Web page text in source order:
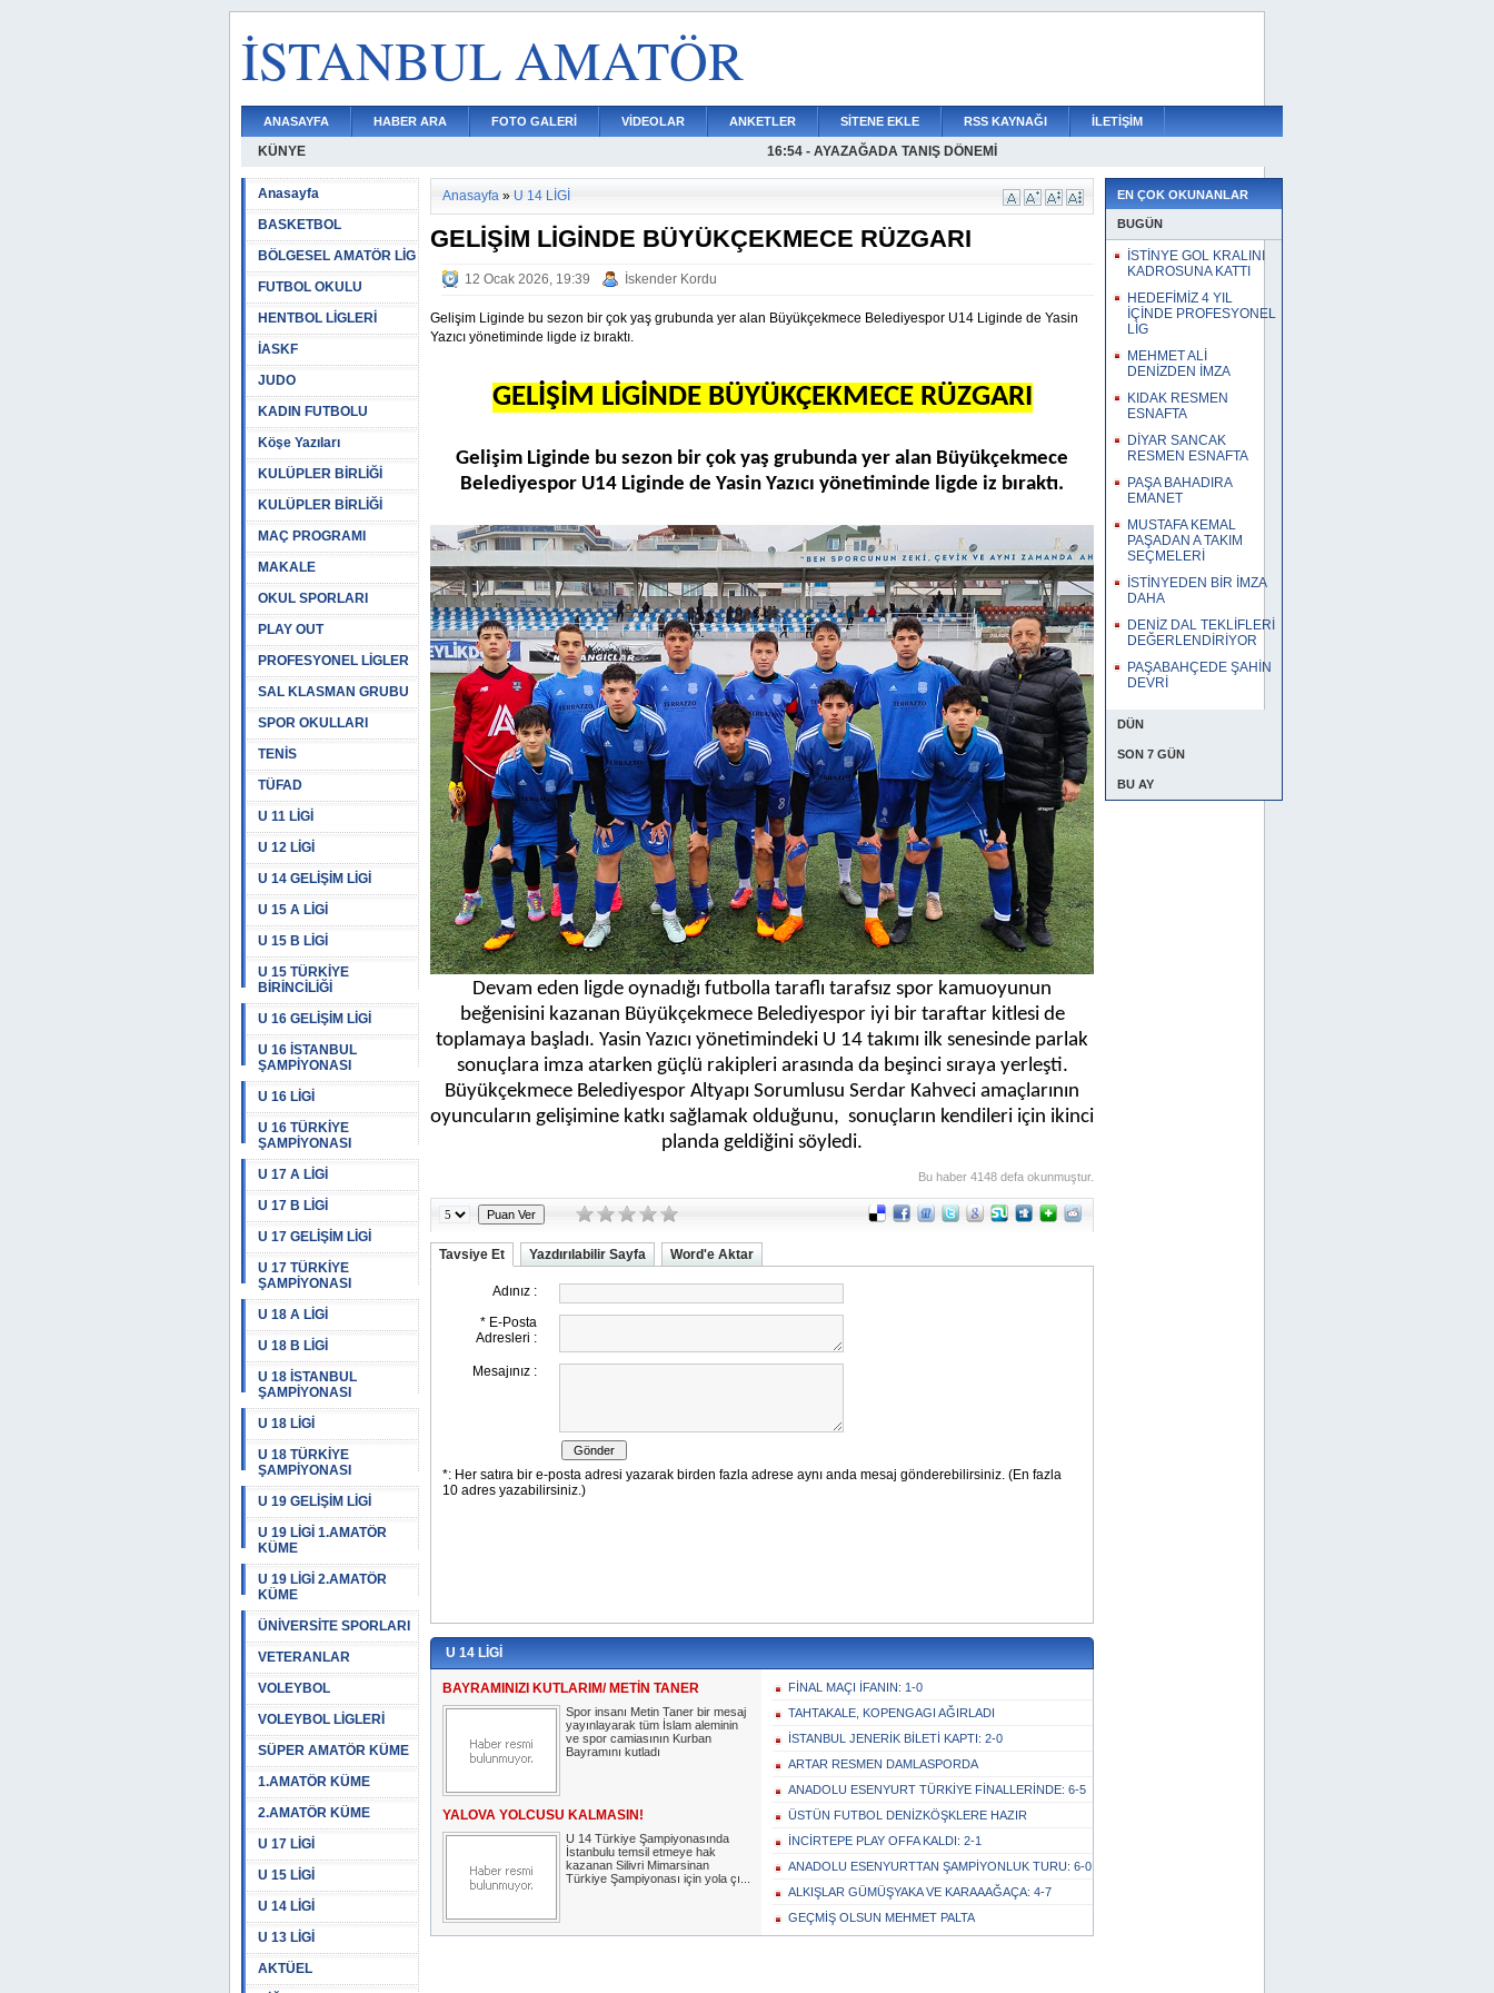
İSTANBUL AMATÖR
ANASAYFA HABER ARA FOTO GALERİ VİDEOLAR ANKETLER SİTENE EKLE RSS KAYNAĞI İLETİŞİM
KÜNYE
17:06 - DUDULLUSPORDA GENÇLERE GÜVEN TAM
16:54 - AYAZAĞADA TANIŞ DÖNEMİ
16:42 - MUSTAFA YİĞİT YILMAZSOY RESMEN ÇANTADA
16:36 - ARDA ÖZBENLE BİR SEZON DAHA
16:30 - KÜÇÜKÇEKMECESPORDAN ORTA SAHAYA TAKVİYE
16:22 - BATUHAN TÜYSÜZ YENİDEN ANLAŞTI
16:09 - DENİZ DAL TEKLİFLERİ DEĞERLENDİRİYOR
16:03 - İSTİNYEDEN BİR İMZA DAHA
15:56 - ATMACA RESMEN GÜMÜŞSUYUNDA
15:44 - KIDAK RESMEN ESNAFTA
15:35 - DİYAR SANCAK RESMEN ESNAFTA
Anasayfa
BASKETBOL
BÖLGESEL AMATÖR LİG
FUTBOL OKULU
HENTBOL LİGLERİ
İASKF
JUDO
KADIN FUTBOLU
Köşe Yazıları
KULÜPLER BİRLİĞİ
KULÜPLER BİRLİĞİ
MAÇ PROGRAMI
MAKALE
OKUL SPORLARI
PLAY OUT
PROFESYONEL LİGLER
SAL KLASMAN GRUBU
SPOR OKULLARI
TENİS
TÜFAD
U 11 LİGİ
U 12 LİGİ
U 14 GELİŞİM LİGİ
U 15 A LİGİ
U 15 B LİGİ
U 15 TÜRKİYE
BİRİNCİLİĞİ
U 16 GELİŞİM LİGİ
U 16 İSTANBUL
ŞAMPİYONASI
U 16 LİGİ
U 16 TÜRKİYE
ŞAMPİYONASI
U 17 A LİGİ
U 17 B LİGİ
U 17 GELİŞİM LİGİ
U 17 TÜRKİYE
ŞAMPİYONASI
U 18 A LİGİ
U 18 B LİGİ
U 18 İSTANBUL
ŞAMPİYONASI
U 18 LİGİ
U 18 TÜRKİYE
ŞAMPİYONASI
U 19 GELİŞİM LİGİ
U 19 LİGİ 1.AMATÖR
KÜME
U 19 LİGİ 2.AMATÖR
KÜME
ÜNİVERSİTE SPORLARI
VETERANLAR
VOLEYBOL
VOLEYBOL LİGLERİ
SÜPER AMATÖR KÜME
1.AMATÖR KÜME
2.AMATÖR KÜME
U 17 LİGİ
U 15 LİGİ
U 14 LİGİ
U 13 LİGİ
AKTÜEL
Anasayfa » U 14 LİGİ
GELİŞİM LİGİNDE BÜYÜKÇEKMECE RÜZGARI
12 Ocak 2026, 19:39 İskender Kordu
Gelişim Liginde bu sezon bir çok yaş grubunda yer alan Büyükçekmece Belediyespor U14 Liginde de Yasin
Yazıcı yönetiminde ligde iz bıraktı.
GELİŞİM LİGİNDE BÜYÜKÇEKMECE RÜZGARI
Gelişim Liginde bu sezon bir çok yaş grubunda yer alan Büyükçekmece
Belediyespor U14 Liginde de Yasin Yazıcı yönetiminde ligde iz bıraktı.
Devam eden ligde oynadığı futbolla taraflı tarafsız spor kamuoyunun
beğenisini kazanan Büyükçekmece Belediyespor iyi bir taraftar kitlesi de
toplamaya başladı. Yasin Yazıcı yönetimindeki U 14 takımı ilk senesinde parlak
sonuçlara imza atarken güçlü rakipleri arasında da beşinci sıraya yerleşti.
Büyükçekmece Belediyespor Altyapı Sorumlusu Serdar Kahveci amaçlarının
oyuncuların gelişimine katkı sağlamak olduğunu, sonuçların kendileri için ikinci
planda geldiğini söyledi.
Bu haber 4148 defa okunmuştur.
Tavsiye Et Yazdırılabilir Sayfa Word'e Aktar
U 14 LİGİ
BAYRAMINIZI KUTLARIM/ METİN TANER
Spor insanı Metin Taner bir mesaj
yayınlayarak tüm İslam aleminin
ve spor camiasının Kurban
Bayramını kutladı
YALOVA YOLCUSU KALMASIN!
U 14 Türkiye Şampiyonasında
İstanbulu temsil etmeye hak
kazanan Silivri Mimarsinan
Türkiye Şampiyonası için yola çı...
FİNAL MAÇI İFANIN: 1-0
TAHTAKALE, KOPENGAGI AĞIRLADI
İSTANBUL JENERİK BİLETİ KAPTI: 2-0
ARTAR RESMEN DAMLASPORDA
ANADOLU ESENYURT TÜRKİYE FİNALLERİNDE: 6-5
ÜSTÜN FUTBOL DENİZKÖŞKLERE HAZIR
İNCİRTEPE PLAY OFFA KALDI: 2-1
ANADOLU ESENYURTTAN ŞAMPİYONLUK TURU: 6-0
ALKIŞLAR GÜMÜŞYAKA VE KARAAAĞAÇA: 4-7
GEÇMİŞ OLSUN MEHMET PALTA
EN ÇOK OKUNANLAR
BUGÜN
İSTİNYE GOL KRALINI
KADROSUNA KATTI
HEDEFİMİZ 4 YIL
İÇİNDE PROFESYONEL
LİG
MEHMET ALİ
DENİZDEN İMZA
KIDAK RESMEN
ESNAFTA
DİYAR SANCAK
RESMEN ESNAFTA
PAŞA BAHADIRA
EMANET
MUSTAFA KEMAL
PAŞADAN A TAKIM
SEÇMELERİ
İSTİNYEDEN BİR İMZA
DAHA
DENİZ DAL TEKLİFLERİ
DEĞERLENDİRİYOR
PAŞABAHÇEDE ŞAHİN
DEVRİ
DÜN
SON 7 GÜN
BU AY